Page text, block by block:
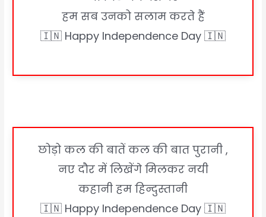
हम सब उनको सलाम करते हैं
🇮🇳 Happy Independence Day 🇮🇳
छोड़ो कल की बातें कल की बात पुरानी ,
नए दौर में लिखेंगे मिलकर नयी
कहानी हम हिन्दुस्तानी
🇮🇳 Happy Independence Day 🇮🇳